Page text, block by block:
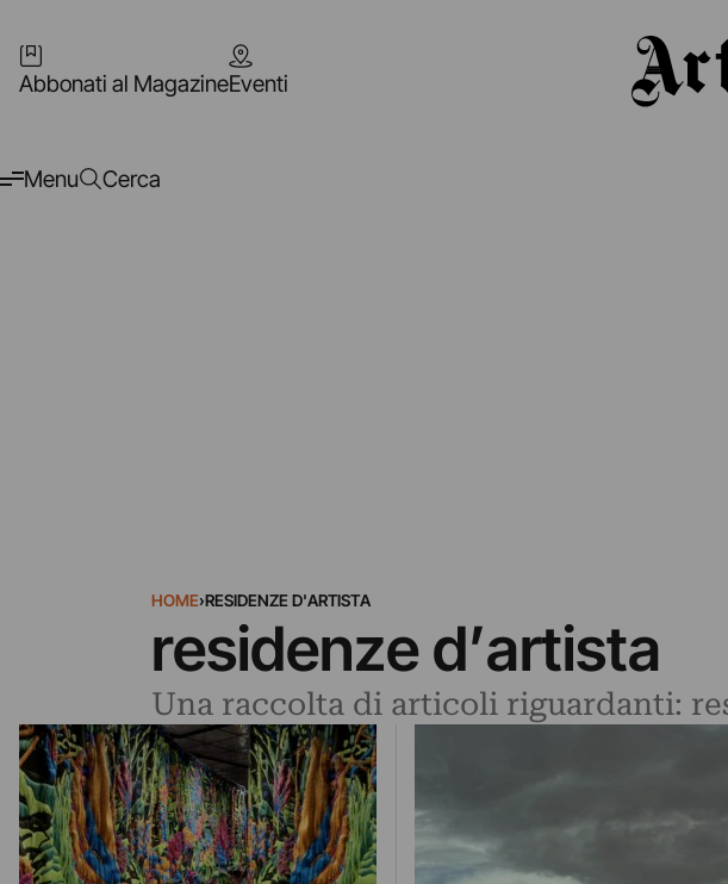
Abbonati al MagazineEventi
Menu Cerca
HOME›RESIDENZE D'ARTISTA
residenze d’artista
Una raccolta di articoli riguardanti: